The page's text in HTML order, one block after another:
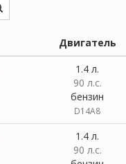
Двигатель
1.4 л.
90 л.с.
бензин
D14A8
1.4 л.
90 л.с.